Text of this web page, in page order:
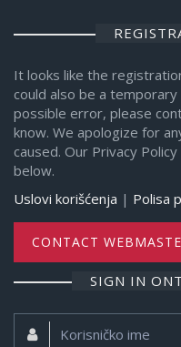
It looks like the
could also be a
possible error, please
know. We apologize for
caused. Our Privacy
below.
Uslovi korišćenja | Polisa
CONTACT
SIGN IN
Korisničko